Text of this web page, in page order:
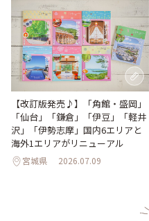
【改訂版発売♪】「角館・盛岡」
「仙台」「鎌倉」「伊豆」「軽井
沢」「伊勢志摩」国内6エリアと
海外1エリアがリニューアル
宮城県 2026.07.09